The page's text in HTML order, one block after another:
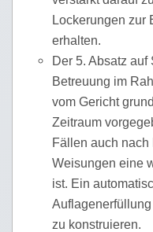
Lockerungen zur
erhalten.
Der 5. Absatz
Betreuung im
vom Gericht
Zeitraum
Fällen auch nach
Weisungen eine
ist. Ein
zu konstruieren.